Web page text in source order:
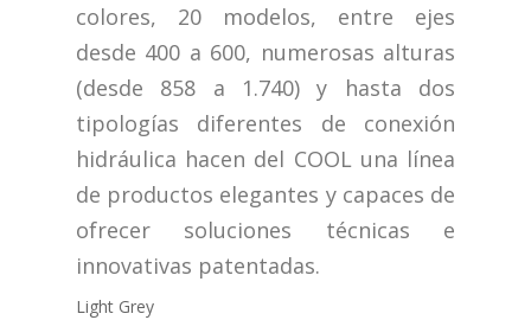
colores, 20 modelos, entre ejes
desde 400 a 600, numerosas alturas
(desde 858 a 1.740) y hasta dos
tipologías diferentes de conexión
hidráulica hacen del COOL una línea
de productos elegantes y capaces de
ofrecer soluciones técnicas e
innovativas patentadas.
Light Grey